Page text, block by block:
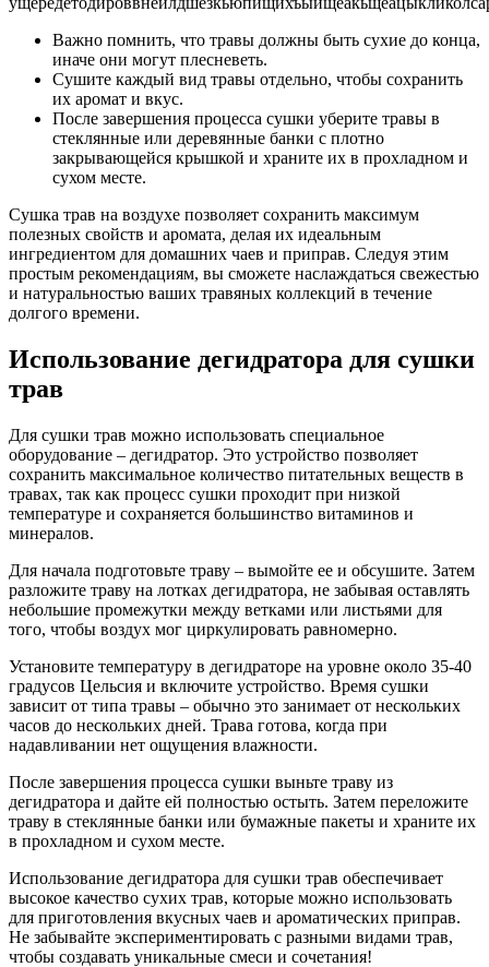
Важно помнить, что травы должны быть сухие до конца,
иначе они могут плесневеть.
Сушите каждый вид травы отдельно, чтобы сохранить
их аромат и вкус.
После завершения процесса сушки уберите травы в
стеклянные или деревянные банки с плотно
закрывающейся крышкой и храните их в прохладном и
сухом месте.
Сушка трав на воздухе позволяет сохранить максимум
полезных свойств и аромата, делая их идеальным
ингредиентом для домашних чаев и приправ. Следуя этим
простым рекомендациям, вы сможете наслаждаться свежестью
и натуральностью ваших травяных коллекций в течение
долгого времени.
Использование дегидратора для сушки
трав
Для сушки трав можно использовать специальное
оборудование – дегидратор. Это устройство позволяет
сохранить максимальное количество питательных веществ в
травах, так как процесс сушки проходит при низкой
температуре и сохраняется большинство витаминов и
минералов.
Для начала подготовьте траву – вымойте ее и обсушите. Затем
разложите траву на лотках дегидратора, не забывая оставлять
небольшие промежутки между ветками или листьями для
того, чтобы воздух мог циркулировать равномерно.
Установите температуру в дегидраторе на уровне около 35-40
градусов Цельсия и включите устройство. Время сушки
зависит от типа травы – обычно это занимает от нескольких
часов до нескольких дней. Трава готова, когда при
надавливании нет ощущения влажности.
После завершения процесса сушки выньте траву из
дегидратора и дайте ей полностью остыть. Затем переложите
траву в стеклянные банки или бумажные пакеты и храните их
в прохладном и сухом месте.
Использование дегидратора для сушки трав обеспечивает
высокое качество сухих трав, которые можно использовать
для приготовления вкусных чаев и ароматических приправ.
Не забывайте экспериментировать с разными видами трав,
чтобы создавать уникальные смеси и сочетания!